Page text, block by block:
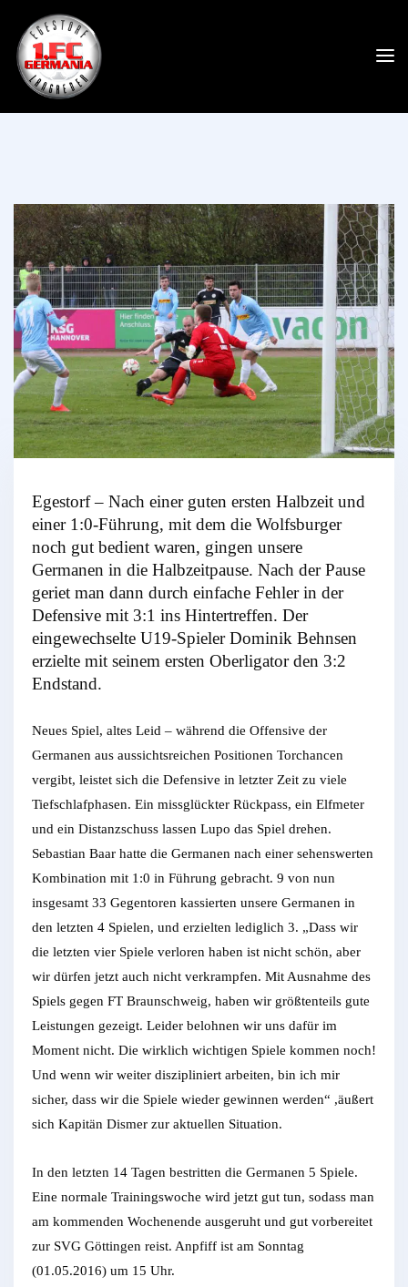
Egestorf – Nach einer guten ersten Halbzeit und
einer 1:0-Führung, mit dem die Wolfsburger
noch gut bedient waren, gingen unsere
Germanen in die Halbzeitpause. Nach der Pause
geriet man dann durch einfache Fehler in der
Defensive mit 3:1 ins Hintertreffen. Der
eingewechselte U19-Spieler Dominik Behnsen
erzielte mit seinem ersten Oberligator den 3:2
Endstand.
Neues Spiel, altes Leid – während die Offensive der
Germanen aus aussichtsreichen Positionen Torchancen
vergibt, leistet sich die Defensive in letzter Zeit zu viele
Tiefschlafphasen. Ein missglückter Rückpass, ein Elfmeter
und ein Distanzschuss lassen Lupo das Spiel drehen.
Sebastian Baar hatte die Germanen nach einer sehenswerten
Kombination mit 1:0 in Führung gebracht. 9 von nun
insgesamt 33 Gegentoren kassierten unsere Germanen in
den letzten 4 Spielen, und erzielten lediglich 3. „Dass wir
die letzten vier Spiele verloren haben ist nicht schön, aber
wir dürfen jetzt auch nicht verkrampfen. Mit Ausnahme des
Spiels gegen FT Braunschweig, haben wir größtenteils gute
Leistungen gezeigt. Leider belohnen wir uns dafür im
Moment nicht. Die wirklich wichtigen Spiele kommen noch!
Und wenn wir weiter diszipliniert arbeiten, bin ich mir
sicher, dass wir die Spiele wieder gewinnen werden“ ,äußert
sich Kapitän Dismer zur aktuellen Situation.
In den letzten 14 Tagen bestritten die Germanen 5 Spiele.
Eine normale Trainingswoche wird jetzt gut tun, sodass man
am kommenden Wochenende ausgeruht und gut vorbereitet
zur SVG Göttingen reist. Anpfiff ist am Sonntag
(01.05.2016) um 15 Uhr.